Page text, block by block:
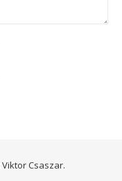
Viktor Csaszar.